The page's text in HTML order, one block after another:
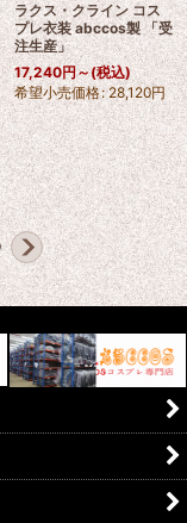
ラクス・クライン コス
プレ衣装 abccos製 「受
注生産」
17,240円～(税込)
希望小売価格: 28,120円